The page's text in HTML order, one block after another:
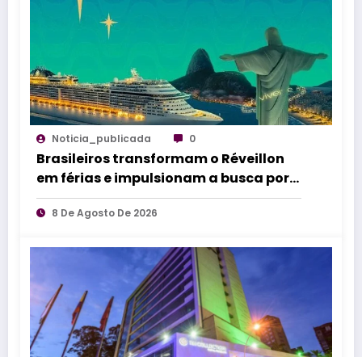
Noticia_publicada 0
Brasileiros transformam o Réveillon
em férias e impulsionam a busca por
experiências em alto-mar
8 De Agosto De 2026